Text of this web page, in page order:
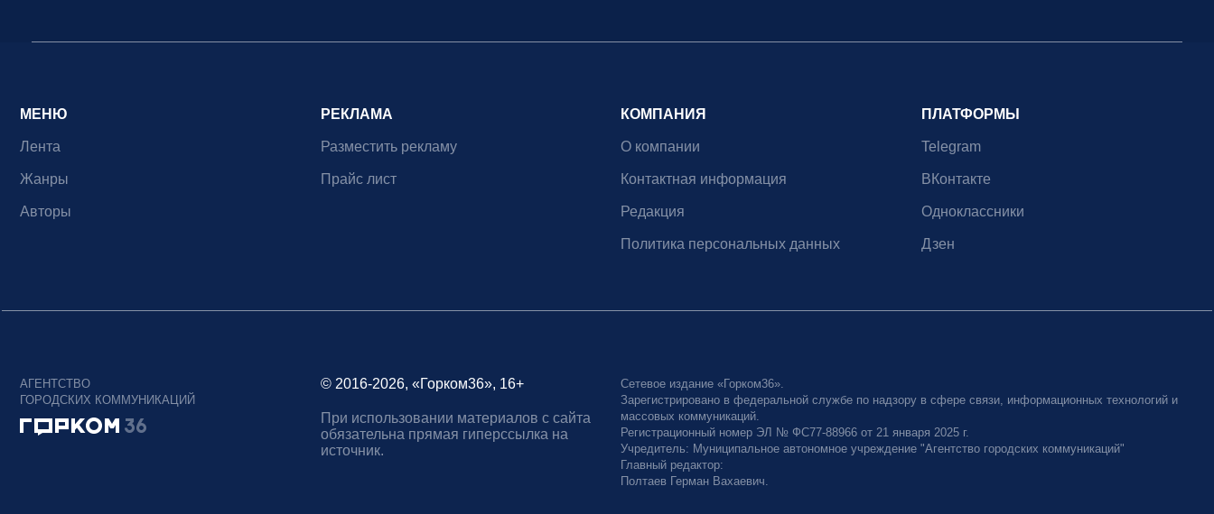
МЕНЮ
Лента
Жанры
Авторы
РЕКЛАМА
Разместить рекламу
Прайс лист
КОМПАНИЯ
О компании
Контактная информация
Редакция
Политика персональных данных
ПЛАТФОРМЫ
Telegram
ВКонтакте
Одноклассники
Дзен
АГЕНТСТВО
ГОРОДСКИХ КОММУНИКАЦИЙ
© 2016-2026, «Горком36», 16+
При использовании материалов с сайта
обязательна прямая гиперссылка на
источник.
Сетевое издание «Горком36».
Зарегистрировано в федеральной службе по надзору в сфере связи, информационных технологий и
массовых коммуникаций.
Регистрационный номер ЭЛ № ФС77-88966 от 21 января 2025 г.
Учредитель: Муниципальное автономное учреждение "Агентство городских коммуникаций"
Главный редактор:
Полтаев Герман Вахаевич.